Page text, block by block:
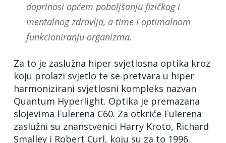
doprinosi općem poboljšanju fizičkog i
mentalnog zdravlja, a time i optimalnom
funkcioniranju organizma.
Za to je zaslužna hiper svjetlosna optika kroz
koju prolazi svjetlo te se pretvara u hiper
harmonizirani svjetlosni kompleks nazvan
Quantum Hyperlight. Optika je premazana
slojevima Fulerena C60. Za otkriće Fulerena
zaslužni su znanstvenici Harry Kroto, Richard
Smalley i Robert Curl, koju su za to 1996.